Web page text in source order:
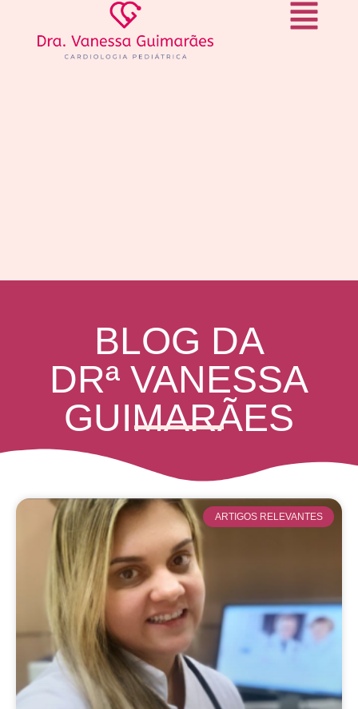
BLOG DA
DRª VANESSA
GUIMARÃES
ARTIGOS RELEVANTES